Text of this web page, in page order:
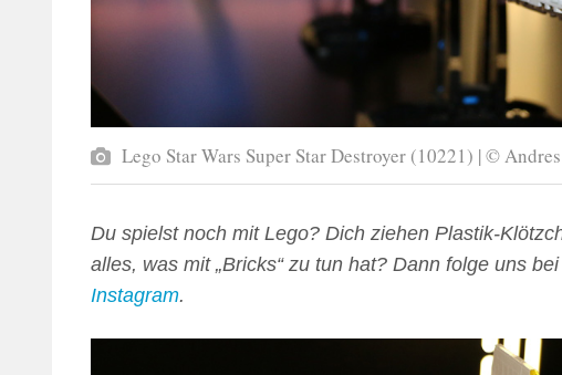
Lego Star Wars Super Star Destroyer (10221) | ©
Du spielst noch mit Lego? Dich ziehen Plastik-
alles, was mit „Bricks“ zu tun hat? Dann folge uns bei
Instagram.